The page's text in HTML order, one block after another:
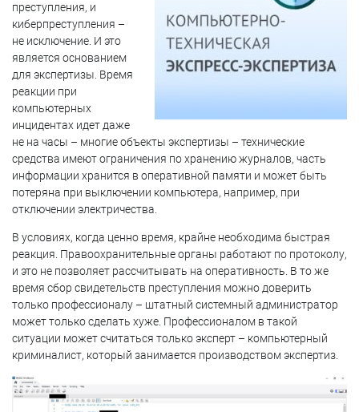
преступления, и
киберпреступления –
не исключение. И это
является основанием
для экспертизы. Время
реакции при
компьютерных
инцидентах идет даже
не на часы – многие объекты экспертизы – технические
средства имеют ограничения по хранению журналов, часть
информации хранится в оперативной памяти и может быть
потеряна при выключении компьютера, например, при
отключении электричества.
В условиях, когда ценно время, крайне необходима быстрая
реакция. Правоохранительные органы работают по протоколу,
и это не позволяет рассчитывать на оперативность. В то же
время сбор свидетельств преступления можно доверить
только профессионалу – штатный системный администратор
может только сделать хуже. Профессионалом в такой
ситуации может считаться только эксперт – компьютерный
криминалист, который занимается производством экспертиз.